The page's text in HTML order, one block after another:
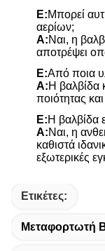
Ε:Μπορεί
αερίων;
Α:Ναι, η
αποτρέψει
Ε:Από ποια
Α:Η βαλβίδα
ποιότητας
Ε:Η βαλβίδα
Α:Ναι, η
καθιστά
εξωτερικές
Ετικέτες:
Μεταφορτωτή